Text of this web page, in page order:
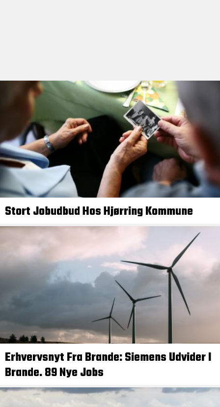
Stort Jobudbud Hos Hjørring Kommune
Erhvervsnyt Fra Brande: Siemens Udvider I
Brande. 89 Nye Jobs